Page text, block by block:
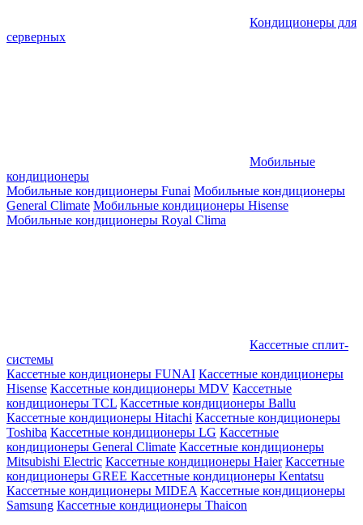
Кондиционеры для
серверных
Мобильные
кондиционеры
Мобильные кондиционеры Funai Мобильные кондиционеры
General Climate Мобильные кондиционеры Hisense
Мобильные кондиционеры Royal Clima
Кассетные сплит-
системы
Кассетные кондиционеры FUNAI Кассетные кондиционеры
Hisense Кассетные кондиционеры MDV Кассетные
кондиционеры TCL Кассетные кондиционеры Ballu
Кассетные кондиционеры Hitachi Кассетные кондиционеры
Toshiba Кассетные кондиционеры LG Кассетные
кондиционеры General Climate Кассетные кондиционеры
Mitsubishi Electric Кассетные кондиционеры Haier Кассетные
кондиционеры GREE Кассетные кондиционеры Kentatsu
Кассетные кондиционеры MIDEA Кассетные кондиционеры
Samsung Кассетные кондиционеры Thaicon